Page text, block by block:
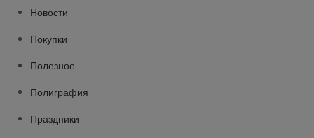
Новости
Покупки
Полезное
Полиграфия
Праздники